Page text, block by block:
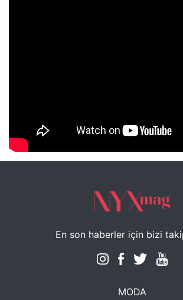
NYXmag 2. Yaş Kutlama Etkinliği
En son haberler için bizi
MODA